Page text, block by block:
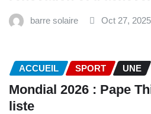
barre solaire Oct 27, 2025
ACCUEIL SPORT UNE
Mondial 2026 : Pape
liste